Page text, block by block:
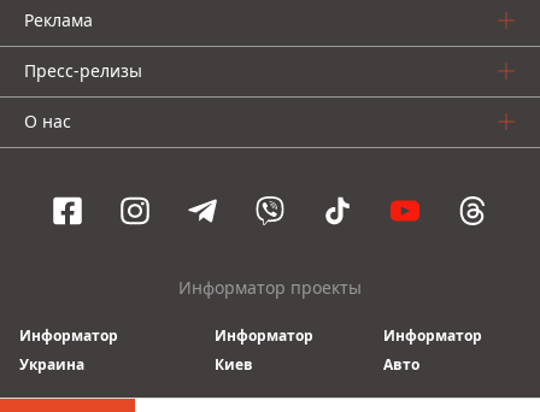
Реклама
Пресс-релизы
О нас
Информатор проекты
Информатор
Украина
Информатор
Киев
Информатор
Авто